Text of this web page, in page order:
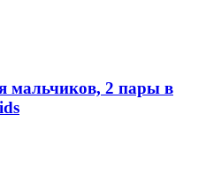
мальчиков, 2 пары в